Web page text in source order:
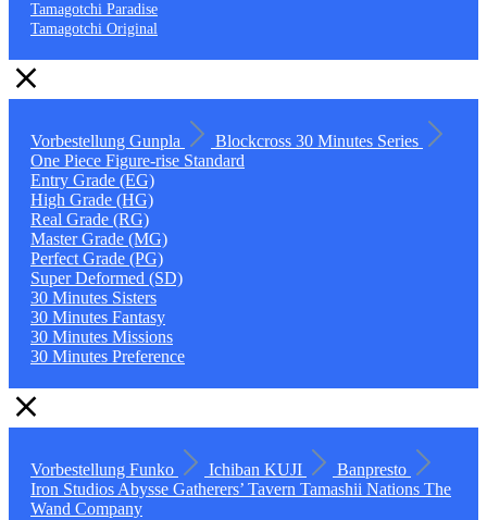
Tamagotchi Paradise
Tamagotchi Original
Vorbestellung Gunpla Blockcross 30 Minutes Series
One Piece Figure-rise Standard
Entry Grade (EG)
High Grade (HG)
Real Grade (RG)
Master Grade (MG)
Perfect Grade (PG)
Super Deformed (SD)
30 Minutes Sisters
30 Minutes Fantasy
30 Minutes Missions
30 Minutes Preference
Vorbestellung Funko Ichiban KUJI
Banpresto
Iron Studios Abysse Gatherers’ Tavern Tamashii Nations The
Wand Company